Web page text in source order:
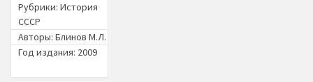
Рубрики: История
СССР
Авторы: Блинов М.Л.
Год издания: 2009